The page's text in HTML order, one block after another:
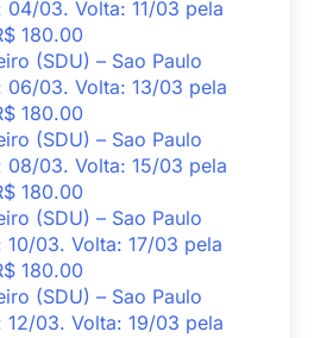
04/03. Volta: 11/03 pela
180.00
(SDU) – Sao Paulo
06/03. Volta: 13/03 pela
180.00
(SDU) – Sao Paulo
08/03. Volta: 15/03 pela
180.00
(SDU) – Sao Paulo
10/03. Volta: 17/03 pela
180.00
(SDU) – Sao Paulo
12/03. Volta: 19/03 pela